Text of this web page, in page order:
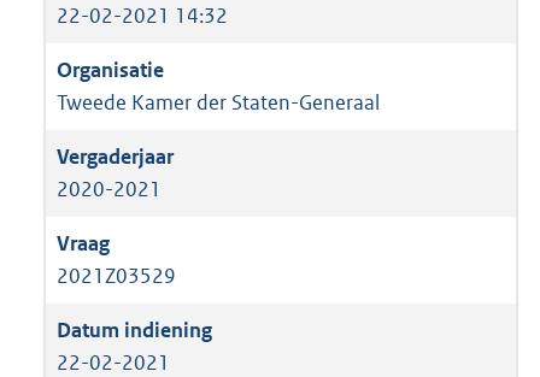
22-02-2021 14:32
Tweede Kamer der Staten-Generaal
2020-2021
2021Z03529
22-02-2021